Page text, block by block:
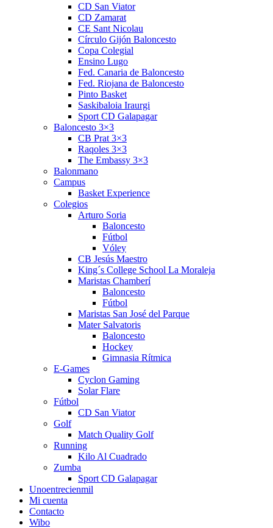
CD San Viator
CD Zamarat
CE Sant Nicolau
Círculo Gijón Baloncesto
Copa Colegial
Ensino Lugo
Fed. Canaria de Baloncesto
Fed. Riojana de Baloncesto
Pinto Basket
Saskibaloia Iraurgi
Sport CD Galapagar
Baloncesto 3×3
CB Prat 3×3
Raqoles 3×3
The Embassy 3×3
Balonmano
Campus
Basket Experience
Colegios
Arturo Soria
Baloncesto
Fútbol
Vóley
CB Jesús Maestro
King´s College School La Moraleja
Maristas Chamberí
Baloncesto
Fútbol
Maristas San José del Parque
Mater Salvatoris
Baloncesto
Hockey
Gimnasia Rítmica
E-Games
Cyclon Gaming
Solar Flare
Fútbol
CD San Viator
Golf
Match Quality Golf
Running
Kilo Al Cuadrado
Zumba
Sport CD Galapagar
Unoentrecienmil
Mi cuenta
Contacto
Wibo